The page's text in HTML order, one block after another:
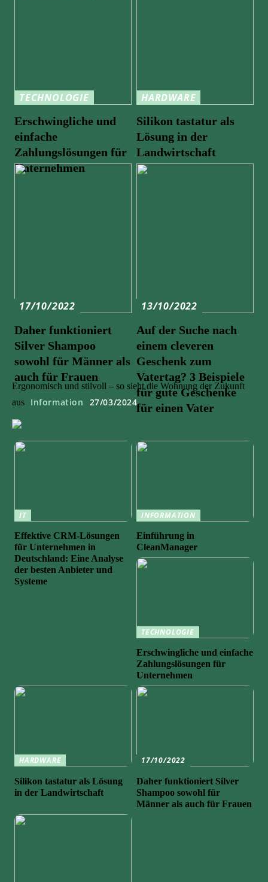
TECHNOLOGIE
Erschwingliche und
einfache
Zahlungslösungen für
Unternehmen
HARDWARE
Silikon tastatur als
Lösung in der
Landwirtschaft
17/10/2022
Daher funktioniert
Silver Shampoo
sowohl für Männer als
auch für Frauen
13/10/2022
Auf der Suche nach
einem cleveren
Geschenk zum
Vatertag? 3 Beispiele
für gute Geschenke
für einen Vater
Ergonomisch und stilvoll – so sieht die Wohnung der Zukunft
aus
Information 27/03/2024
IT
Effektive CRM-Lösungen
für Unternehmen in
Deutschland: Eine Analyse
der besten Anbieter und
Systeme
INFORMATION
Einführung in
CleanManager
TECHNOLOGIE
Erschwingliche und einfache
Zahlungslösungen für
Unternehmen
HARDWARE
Silikon tastatur als Lösung
in der Landwirtschaft
17/10/2022
Daher funktioniert Silver
Shampoo sowohl für
Männer als auch für Frauen